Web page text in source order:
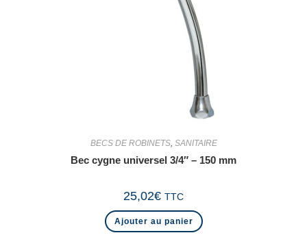
BECS DE ROBINETS, SANITAIRE
Bec cygne universel 3/4″ – 150 mm
25,02€ TTC
Ajouter au panier